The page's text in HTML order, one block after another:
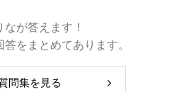
が答えます！
をまとめてあります。
問集を見る